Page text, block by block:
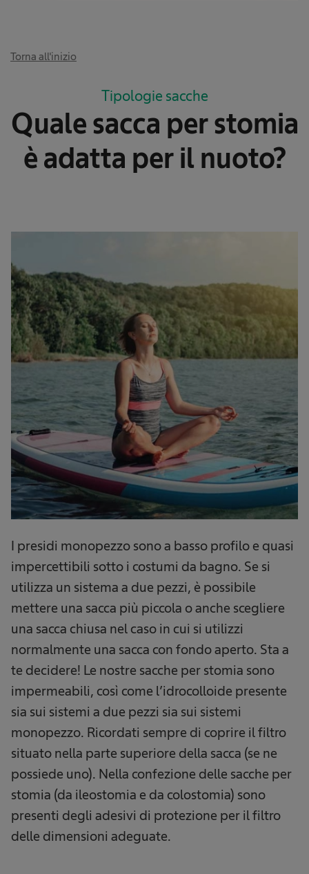
Torna all'inizio
Tipologie sacche
Quale sacca per stomia
è adatta per il nuoto?
I presidi monopezzo sono a basso profilo e quasi
impercettibili sotto i costumi da bagno. Se si
utilizza un sistema a due pezzi, è possibile
mettere una sacca più piccola o anche scegliere
una sacca chiusa nel caso in cui si utilizzi
normalmente una sacca con fondo aperto. Sta a
te decidere! Le nostre sacche per stomia sono
impermeabili, così come l’idrocolloide presente
sia sui sistemi a due pezzi sia sui sistemi
monopezzo. Ricordati sempre di coprire il filtro
situato nella parte superiore della sacca (se ne
possiede uno). Nella confezione delle sacche per
stomia (da ileostomia e da colostomia) sono
presenti degli adesivi di protezione per il filtro
delle dimensioni adeguate.